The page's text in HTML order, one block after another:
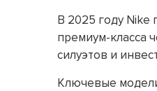
В 2025 году Nike
премиум-класса
силуэтов и
Ключевые